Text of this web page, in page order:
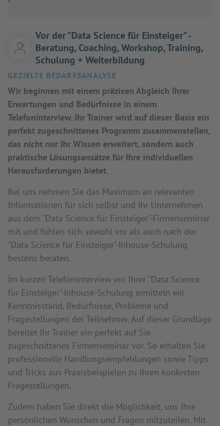
Vor der "Data Science für Einsteiger" -
Beratung, Coaching, Workshop, Training,
Schulung + Weiterbildung
GEZIELTE BEDARFSANALYSE
Wir beginnen mit einem präzisen Abgleich Ihrer
Erwartungen und Bedürfnisse in einem
Telefoninterview. Ihr Trainer wird auf dieser Basis ein
perfekt zugeschnittenes Programm zusammenstellen,
das nicht nur Ihr Wissen erweitert, sondern auch
praktische Lösungsansätze für Ihre individuellen
Herausforderungen bietet.
Bei uns nehmen Sie das Maximum an relevanten
Informationen für sich selbst und Ihr Unternehmen
aus dem "Data Science für Einsteiger"-Firmenseminar
mit und fühlen sich sowohl vor als auch nach der
"Data Science für Einsteiger"-Inhouse-Schulung
bestens beraten.
Im kurzen Telefoninterview vor Ihrer "Data Science
für Einsteiger"-Inhouse-Schulung ermitteln wir
Kenntnisstand, Bedürfnisse, Probleme und
Fragestellungen der Teilnehmer. Auf dieser Grundlage
bereitet Ihr Trainer ein perfekt auf Sie
zugeschnittenes Firmenseminar vor. So erhalten Sie
professionelle Handlungsempfehlungen sowie Tipps
und Tricks aus Praxisbeispielen zu Ihren konkreten
Fragestellungen.
Zudem haben Sie direkt die Möglichkeit, uns Ihre
persönlichen Wünschen und Fragen mitzuteilen. Mit